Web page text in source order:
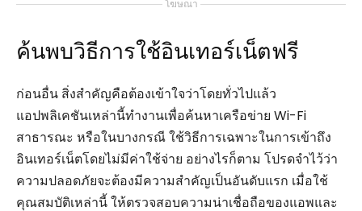
โฆษณา
ค้นพบวิธีการใช้อินเทอร์เน็ตฟรี
ก่อนอื่น สิ่งสำคัญคือต้องเข้าใจว่าโดยทั่วไปแล้ว
แอปพลิเคชันเหล่านี้ทำงานเพื่อค้นหาเครือข่าย Wi-Fi
สาธารณะ หรือในบางกรณี ใช้วิธีการเฉพาะในการเข้าถึง
อินเทอร์เน็ตโดยไม่มีค่าใช้จ่าย อย่างไรก็ตาม โปรดจำไว้ว่า
ความปลอดภัยจะต้องมีความสำคัญเป็นอันดับแรก เมื่อใช้
คุณสมบัติเหล่านี้ ให้ตรวจสอบความน่าเชื่อถือของแอพและ